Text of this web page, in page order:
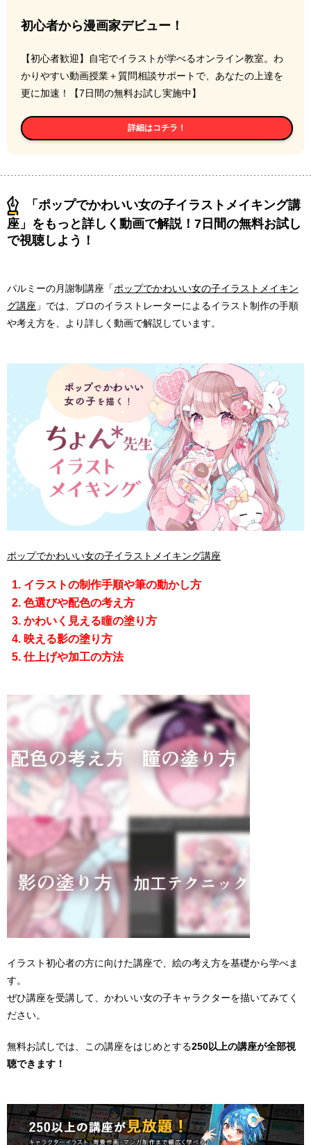
初心者から漫画家デビュー！
【初心者歓迎】自宅でイラストが学べるオンライン教室。わ
かりやすい動画授業＋質問相談サポートで、あなたの上達を
更に加速！【7日間の無料お試し実施中】
詳細はコチラ！
「ポップでかわいい女の子イラストメイキング講
座」をもっと詳しく動画で解説！7日間の無料お試し
で視聴しよう！
パルミーの月謝制講座「ポップでかわいい女の子イラストメイキン
グ講座 」では、プロのイラストレーターによるイラスト制作の手順
や考え方を、より詳しく動画で解説しています。
ポップでかわいい女の子イラストメイキング講座
イラストの制作手順や筆の動かし方
色選びや配色の考え方
かわいく見える瞳の塗り方
映える影の塗り方
仕上げや加工の方法
イラスト初心者の方に向けた講座で、絵の考え方を基礎から学べま
す。
ぜひ講座を受講して、かわいい女の子キャラクターを描いてみてく
ださい。
無料お試しでは、この講座をはじめとする250以上の講座が全部視
聴できます！